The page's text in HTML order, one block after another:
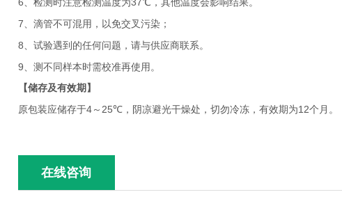
、检测时注意检测温度为 ℃，其他温度会影响结果。
7、滴管不可混用，以免交叉污染；
8、试验遇到的任何问题，请与供应商联系。
9、测不同样本时需校准再使用。
【储存及有效期】
原包装应储存于4～ 25℃，阴凉避光干燥处，切勿冷冻，有效期为12个月。
在线咨询